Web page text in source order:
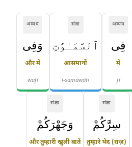
अव्यय
فِى
में
fī
संज्ञा
ٱلسَّمَـٰوَٰتِ
आसमानों
l-samāwāti
अव्यय
وَفِى
और में
wafī
संज्ञा
سِرَّكُمْ
तुम्हारे भेद (राज़)
संज्ञा
وَجَهْرَكُمْ
और तुम्हारी खुली बातें